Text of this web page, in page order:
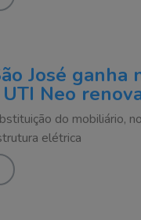
José ganha
Neo
do mobiliário,
elétrica